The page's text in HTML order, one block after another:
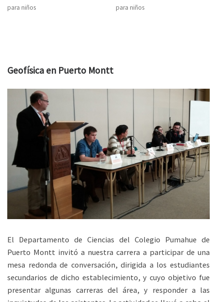
para niños
para niños
Geofísica en Puerto Montt
El Departamento de Ciencias del Colegio Pumahue de
Puerto Montt invitó a nuestra carrera a participar de una
mesa redonda de conversación, dirigida a los estudiantes
secundarios de dicho establecimiento, y cuyo objetivo fue
presentar algunas carreras del área, y responder a las